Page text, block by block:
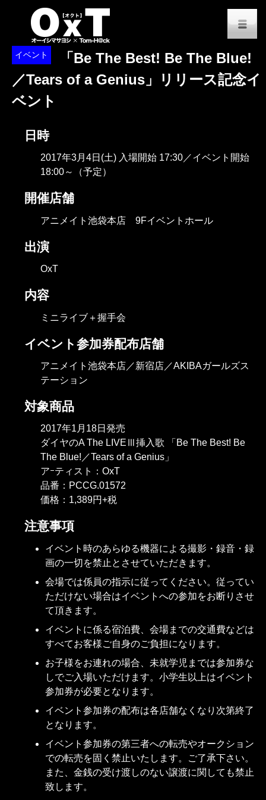
イベント
「Be The Best! Be The Blue!
／Tears of a Genius」リリース記念イ
ベント
日時
2017年3月4日(土) 入場開始 17:30／イベント開始
18:00～（予定）
開催店舗
アニメイト池袋本店 9Fイベントホール
出演
OxT
内容
ミニライブ＋握手会
イベント参加券配布店舗
アニメイト池袋本店／新宿店／AKIBAガールズス
テーション
対象商品
2017年1月18日発売
ダイヤのA The LIVEⅢ挿入歌 「Be The Best! Be
The Blue!／Tears of a Genius」
アｰティスト：OxT
品番：PCCG.01572
価格：1,389円+税
注意事項
イベント時のあらゆる機器による撮影・録音・録
画の一切を禁止とさせていただきます。
会場では係員の指示に従ってください。従ってい
ただけない場合はイベントへの参加をお断りさせ
て頂きます。
イベントに係る宿泊費、会場までの交通費などは
すべてお客様ご自身のご負担になります。
お子様をお連れの場合、未就学児までは参加券な
しでご入場いただけます。小学生以上はイベント
参加券が必要となります。
イベント参加券の配布は各店舗なくなり次第終了
となります。
イベント参加券の第三者への転売やオークション
での転売を固く禁止いたします。ご了承下さい。
また、金銭の受け渡しのない譲渡に関しても禁止
致します。